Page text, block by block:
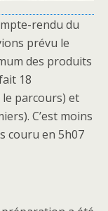
rendu du
prévu le
des produits
18
parcours) et
C’est moins
couru en 5h07